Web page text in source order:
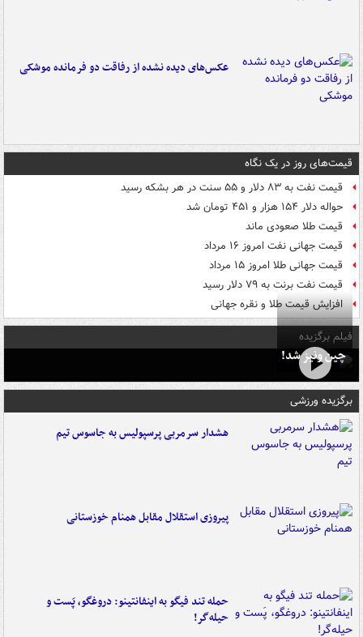
عکس‌های دیده نشده از رفاقت دو فرمانده‌ موشکی
قیمت‌های روز در یک نگاه
قیمت نفت به ۸۳ دلار و ۵۵ سنت در هر بشکه رسید
حواله دلار ۱۵۴ هزار و ۴۵۱ تومان شد
قیمت طلا صعودی ماند
قیمت جهانی نفت امروز ۱۶ مرداد
قیمت جهانی طلا امروز ۱۵ مرداد
قیمت نفت برنت به ۷۹ دلار رسید
افزایش قیمت طلا و نقره جهانی
فیلم برگزیده
چین ونیز شد!
برگزیده ورزشی
هشدار سرمربی پرسپولیس به جاسوس تیم
پیروزی استقلال مقابل همنام خوزستانی
حمله تند فیگو به اینفانتینو: دروغگو، پَست‌ و
حیله‌گر!